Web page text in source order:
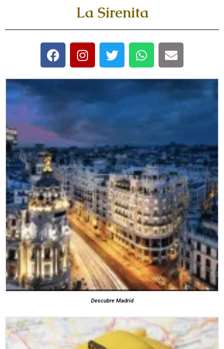
La Sirenita
Descubre Madrid